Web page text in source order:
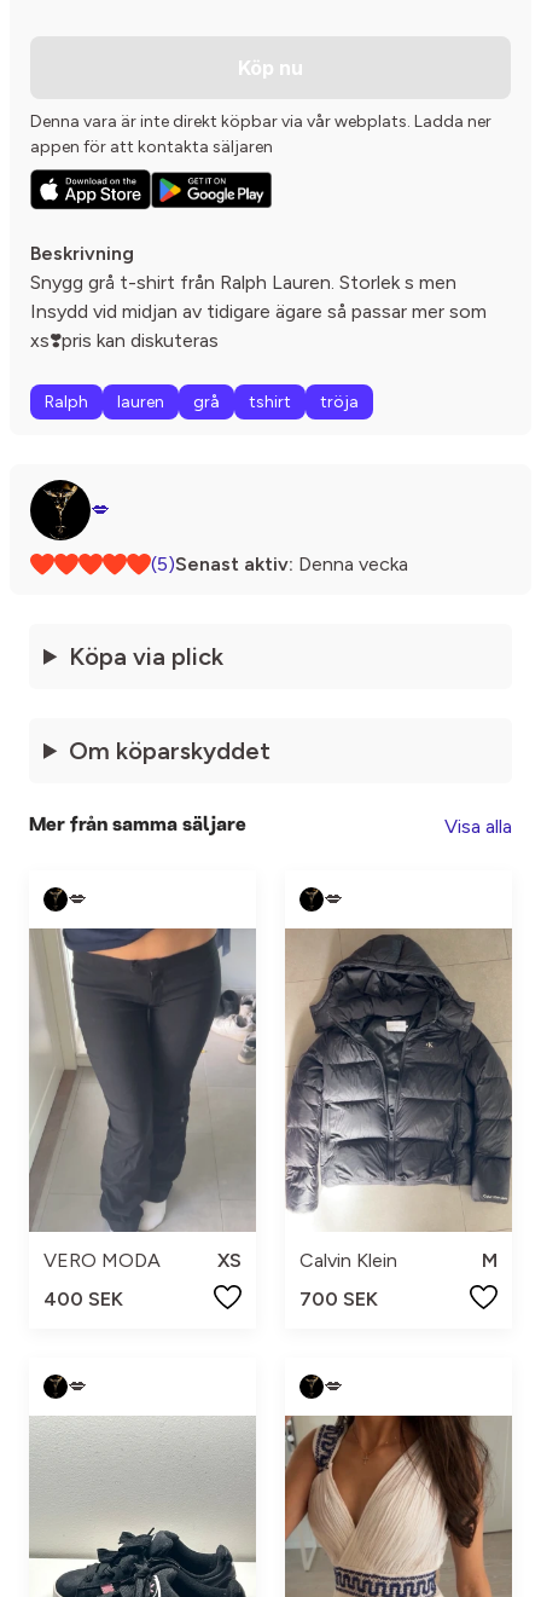
Köp nu
Denna vara är inte direkt köpbar via vår webplats. Ladda ner
appen för att kontakta säljaren
Beskrivning
Snygg grå t-shirt från Ralph Lauren. Storlek s men
Insydd vid midjan av tidigare ägare så passar mer som
xs❣️pris kan diskuteras
Ralph lauren grå tshirt tröja
💋
(5)Senast aktiv: Denna vecka
Köpa via plick
Om köparskyddet
Mer från samma säljare Visa alla
💋
VERO MODA
XS
400 SEK
💋
Calvin Klein
M
700 SEK
💋 💋